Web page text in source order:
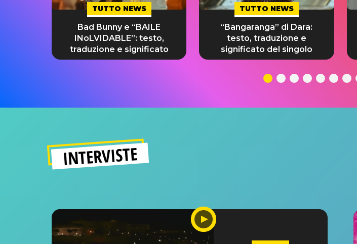
TUTTO NEWS
Bad Bunny e “BAILE
INoLVIDABLE”: testo,
traduzione e significato
TUTTO NEWS
“Bangaranga” di Dara:
testo, traduzione e
significato del singolo
INTERVISTE